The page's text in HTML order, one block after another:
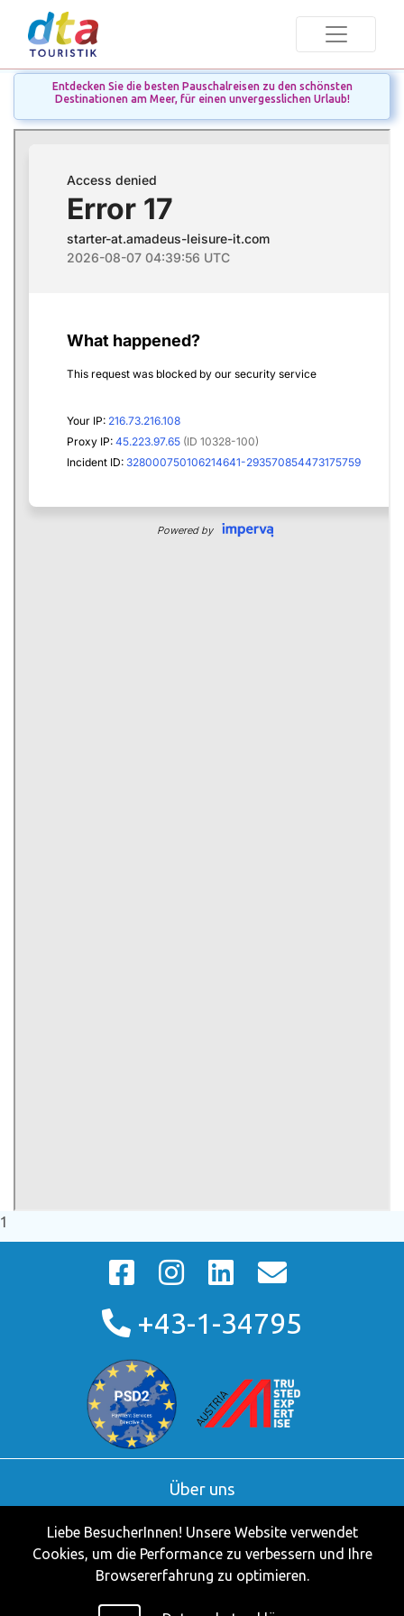
Entdecken Sie die besten Pauschalreisen zu den schönsten
Destinationen am Meer, für einen unvergesslichen Urlaub!
1
+43-1-34795
Über uns
Kontakt
Partner
Impressum
Datenschutzerklärung
Liebe BesucherInnen! Unsere Website verwendet
Cookies, um die Performance zu verbessern und Ihre
Browsererfahrung zu optimieren.